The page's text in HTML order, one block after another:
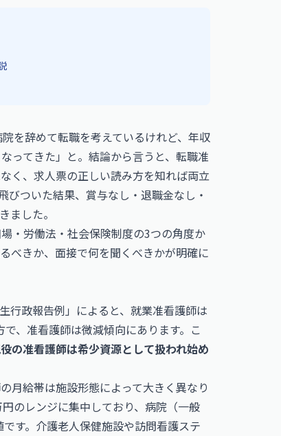
を辞めて転職を考えているけれど、年収
ってきた」と。結論から言うと、転職准
く、求人票の正しい読み方を知れば両立
びついた結果、賞与なし・退職金なし・
ました。
・労働法・社会保険制度の3つの角度か
べきか、面接で何を聞くべきかが明確に
行政報告例」によると、就業准看護師は
、准看護師は微減傾向にあります。こ
役の准看護師は希少資源として扱われ始め
月給帯は施設形態によって大きく異なり
のレンジに集中しており、病院（一般
す。介護老人保健施設や訪問看護ステ